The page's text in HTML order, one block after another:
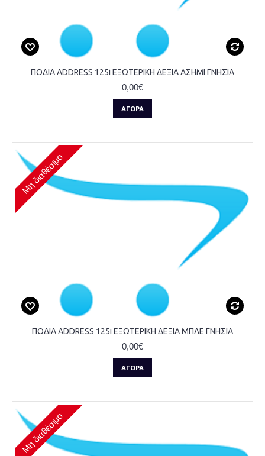
ΠΟΔΙΑ ADDRESS 125i ΕΞΩΤΕΡΙΚΗ ΔΕΞΙΑ ΑΣΗΜΙ ΓΝΗΣΙΑ
0,00€
ΑΓΟΡΆ
Μη διαθέσιμο
ΠΟΔΙΑ ADDRESS 125i ΕΞΩΤΕΡΙΚΗ ΔΕΞΙΑ ΜΠΛΕ ΓΝΗΣΙΑ
0,00€
ΑΓΟΡΆ
Μη διαθέσιμο